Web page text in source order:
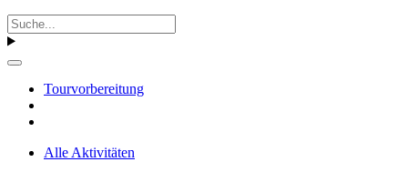
Tourvorbereitung
Alle Aktivitäten